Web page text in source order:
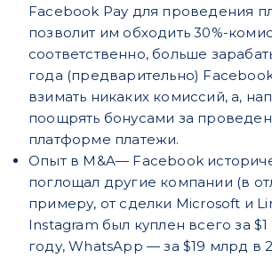
Facebook Pay для проведения
позволит им обходить 30%-
соответственно, больше
года (предварительно)
взимать никаких комиссий, а,
поощрять бонусами за
платформе платежи.
Опыт в M&A— Facebook
поглощал другие компании (в
примеру, от сделки Microsoft и
Instagram был куплен всего за
году, WhatsApp — за $19 млрд в